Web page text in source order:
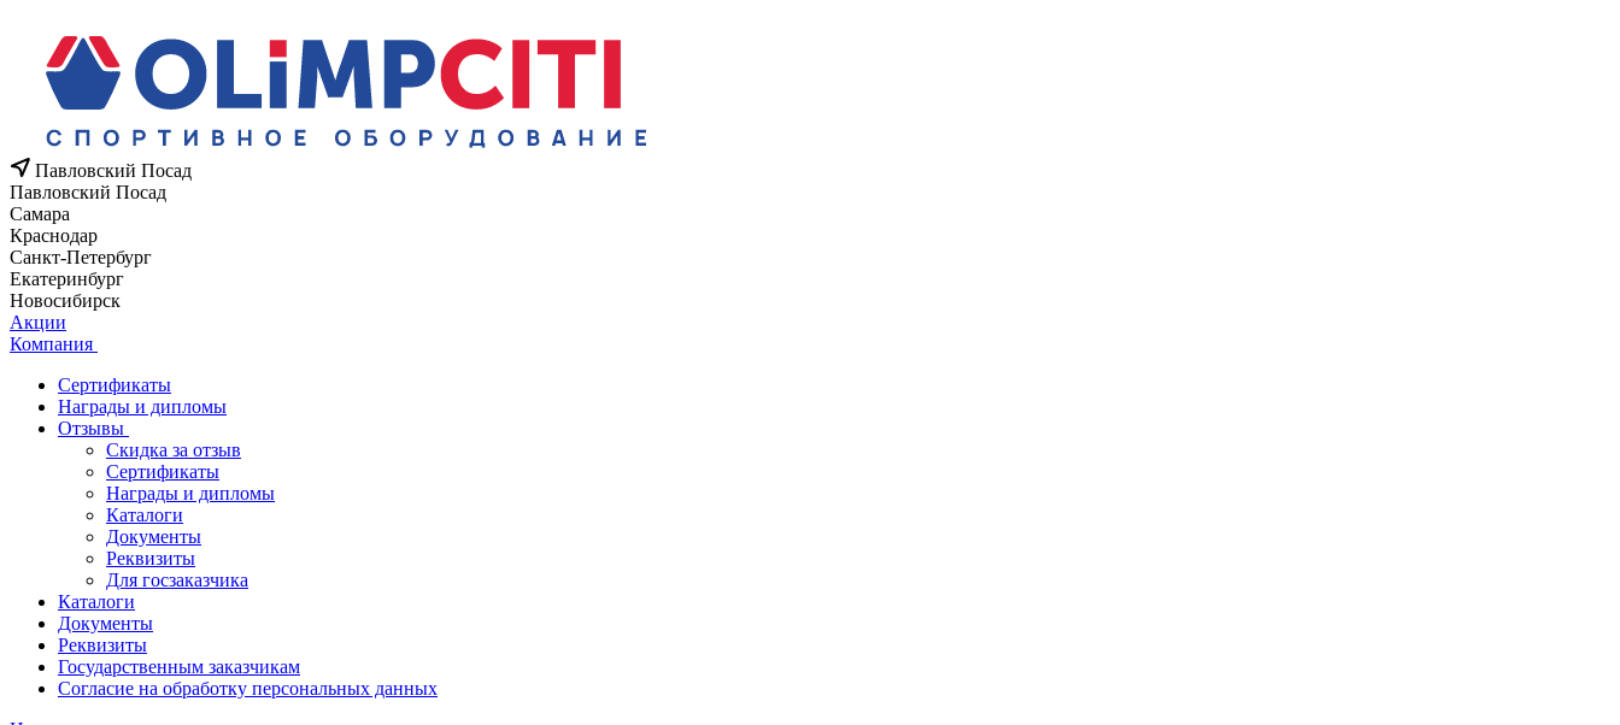
Павловский Посад
Павловский Посад
Самара
Краснодар
Санкт-Петербург
Екатеринбург
Новосибирск
Акции
Компания
Сертификаты
Награды и дипломы
Отзывы
Скидка за отзыв
Сертификаты
Награды и дипломы
Каталоги
Документы
Реквизиты
Для госзаказчика
Каталоги
Документы
Реквизиты
Государственным заказчикам
Согласие на обработку персональных данных